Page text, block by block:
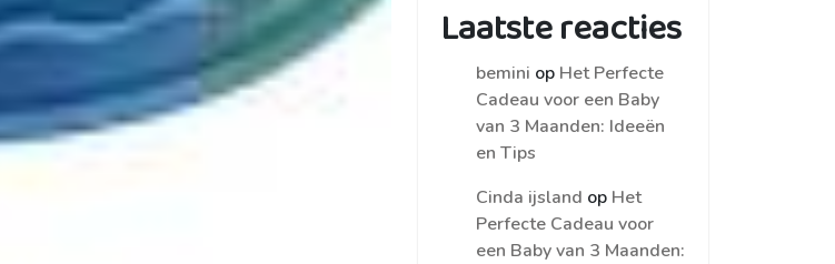
Laatste reacties
bemini op Het Perfecte
Cadeau voor een Baby
van 3 Maanden: Ideeën
en Tips
Cinda ijsland op Het
Perfecte Cadeau voor
een Baby van 3 Maanden: